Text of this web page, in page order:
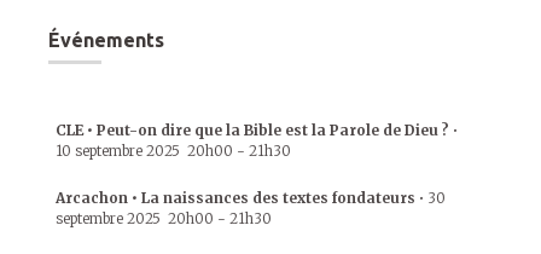
Événements
CLE • Peut-on dire que la Bible est la Parole de Dieu ? •
10 septembre 2025 20h00 - 21h30
Arcachon • La naissances des textes fondateurs • 30
septembre 2025 20h00 - 21h30